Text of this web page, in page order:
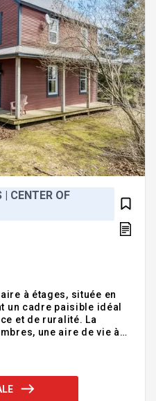
| CENTER OF
à étages, située en
un cadre paisible idéal
et de ruralité. La
une aire de vie à
agricoles, atelier
agricole permet d'y
pour ce type de
et dégagé assure une